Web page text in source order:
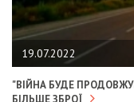
19.07.2022
"ВІЙНА БУДЕ
БІЛЬШЕ ЗБРОЇ